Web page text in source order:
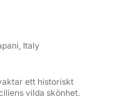
kustlinjen i
vid pittoreska
Cala Capreria och
Italy
ett historiskt
vilda skönhet.